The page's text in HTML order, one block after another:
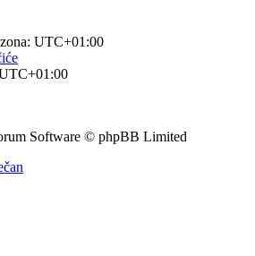
UTC+01:00
Software © phpBB Limited